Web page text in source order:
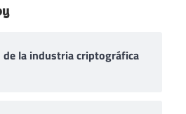
de la industria criptográfica